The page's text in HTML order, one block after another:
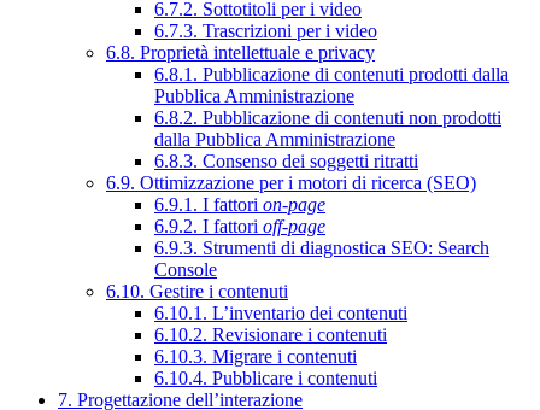
6.7.2. Sottotitoli per i video
6.7.3. Trascrizioni per i video
6.8. Proprietà intellettuale e privacy
6.8.1. Pubblicazione di contenuti prodotti dalla
Pubblica Amministrazione
6.8.2. Pubblicazione di contenuti non prodotti
dalla Pubblica Amministrazione
6.8.3. Consenso dei soggetti ritratti
6.9. Ottimizzazione per i motori di ricerca (SEO)
6.9.1. I fattori on-page
6.9.2. I fattori off-page
6.9.3. Strumenti di diagnostica SEO: Search
Console
6.10. Gestire i contenuti
6.10.1. L’inventario dei contenuti
6.10.2. Revisionare i contenuti
6.10.3. Migrare i contenuti
6.10.4. Pubblicare i contenuti
7. Progettazione dell’interazione